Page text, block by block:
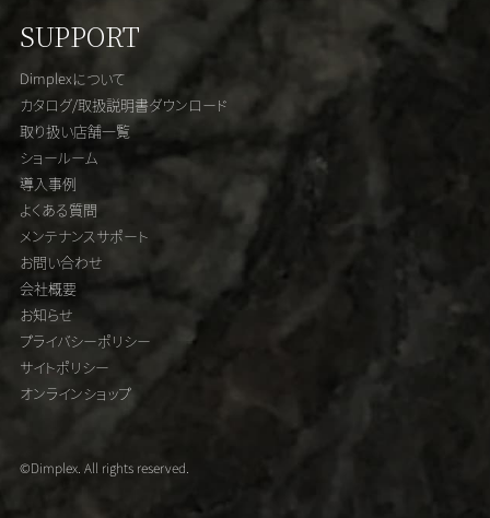
SUPPORT
Dimplexについて
カタログ/取扱説明書ダウンロード
取り扱い店舗一覧
ショールーム
導入事例
よくある質問
メンテナンスサポート
お問い合わせ
会社概要
お知らせ
プライバシーポリシー
サイトポリシー
オンラインショップ
©Dimplex. All rights reserved.